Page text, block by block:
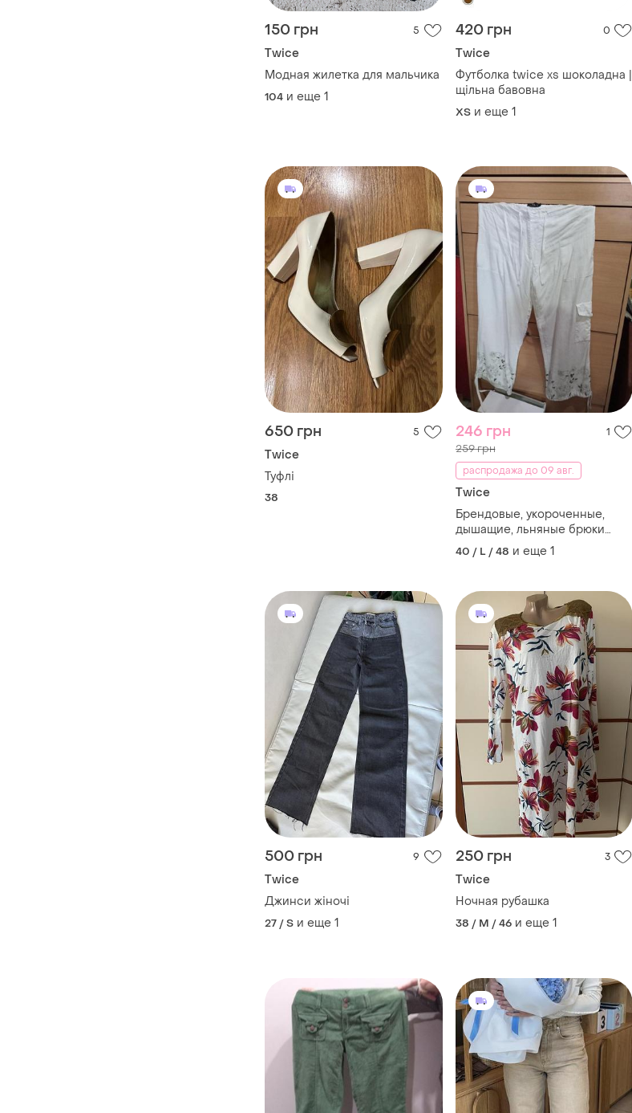
150 грн 5
Twice
Модная жилетка для мальчика
104 и еще 1
420 грн 0
Twice
Футболка twice xs шоколадна |
щільна бавовна
ХS и еще 1
650 грн 5
Twice
Туфлі
38
246 грн 1
259 грн
распродажа до 09 авг.
Twice
Брендовые, укороченные,
дышащие, льняные брюки
карго с вышивкой
стеклярусом
40 / L / 48 и еще 1
500 грн 9
Twice
Джинси жіночі
27 / S и еще 1
250 грн 3
Twice
Ночная рубашка
38 / M / 46 и еще 1